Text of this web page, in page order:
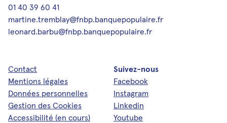
Actualités
Devenir lauréat
Nous contacter
Médias et publications
Newsletters
01 40 39 60 41
martine.tremblay@fnbp.banquepopulaire.fr
leonard.barbu@fnbp.banquepopulaire.fr
Contact
Mentions légales
Données personnelles
Gestion des Cookies
Accessibilité (en cours)
Suivez-nous
Facebook
Instagram
Linkedin
Youtube